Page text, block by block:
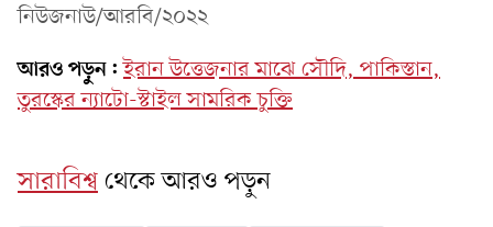
নিউজনাউ/আরবি/২০২২
আরও পড়ুন: ইরান উত্তেজনার মাঝে সৌদি, পাকিস্তান,
তুরস্কের ন্যাটো-স্টাইল সামরিক চুক্তি
সারাবিশ্বথেকে আরও পড়ুন